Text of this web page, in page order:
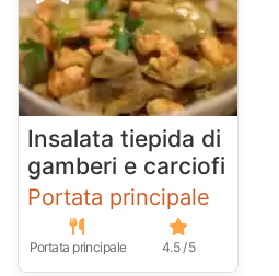
Insalata tiepida di
gamberi e carciofi
Portata principale
Portata principale 4.5 / 5